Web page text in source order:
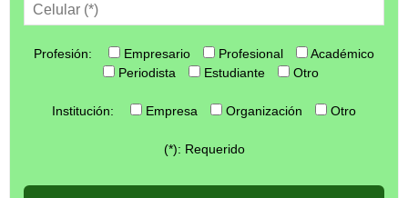
Profesión: Empresario Profesional
Académico
Periodista
Estudiante Otro
Institución: Empresa Organización Otro
(*): Requerido